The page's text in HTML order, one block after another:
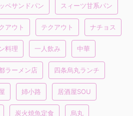
ペサンドパン スィーツ甘系パン
アウト テクアウト ナチョス
料理 一人飲み 中華
ラーメン店 四条烏丸ランチ
姉小路 居酒屋SOU
炭火焼魚定食 烏丸